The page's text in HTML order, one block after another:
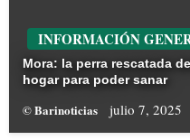
INFORMACIÓN
Mora: la perra rescatada
hogar para poder sanar
© Barinoticias julio 7, 2025